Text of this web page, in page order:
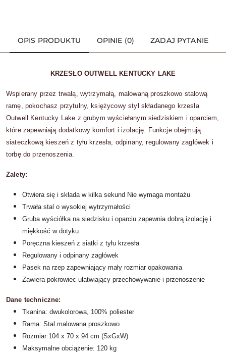
OPIS PRODUKTU OPINIE (0) ZADAJ PYTANIE
KRZESŁO OUTWELL KENTUCKY LAKE
Wspierany przez trwałą, wytrzymałą, malowaną proszkowo stalową
ramę, pokochasz przytulny, księżycowy styl składanego krzesła
Outwell Kentucky Lake z grubym wyściełanym siedziskiem i oparciem,
które zapewniają dodatkowy komfort i izolację. Funkcje obejmują
siateczkową kieszeń z tyłu krzesła, odpinany, regulowany zagłówek i
torbę do przenoszenia.
Zalety:
Otwiera się i składa w kilka sekund Nie wymaga montażu
Trwała stal o wysokiej wytrzymałości
Gruba wyściółka na siedzisku i oparciu zapewnia dobrą izolację i
miękkość w dotyku
Poręczna kieszeń z siatki z tyłu krzesła
Regulowany i odpinany zagłówek
Pasek na rzep zapewniający mały rozmiar opakowania
Zawiera pokrowiec ułatwiający przechowywanie i przenoszenie
Dane techniczne:
Tkanina: dwukolorowa, 100% poliester
Rama: Stal malowana proszkowo
Rozmiar:104 x 70 x 94 cm (SxGxW)
Maksymalne obciążenie: 120 kg